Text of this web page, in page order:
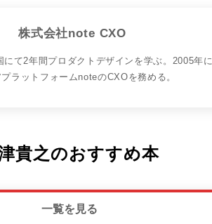
株式会社note CXO
て2年間プロダクトデザインを学ぶ。2005年
ラットフォームnoteのCXOを務める。
貴之のおすすめ本
一覧を見る